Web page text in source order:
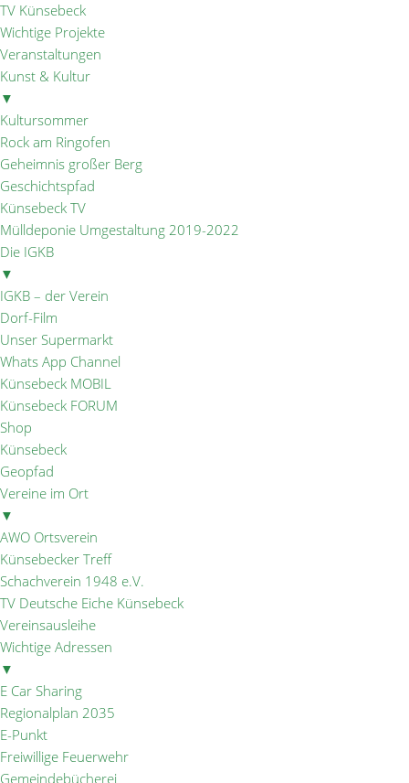
TV Künsebeck
Wichtige Projekte
Veranstaltungen
Kunst & Kultur
▼
Kultursommer
Rock am Ringofen
Geheimnis großer Berg
Geschichtspfad
Künsebeck TV
Mülldeponie Umgestaltung 2019-2022
Die IGKB
▼
IGKB – der Verein
Dorf-Film
Unser Supermarkt
Whats App Channel
Künsebeck MOBIL
Künsebeck FORUM
Shop
Künsebeck
Geopfad
Vereine im Ort
▼
AWO Ortsverein
Künsebecker Treff
Schachverein 1948 e.V.
TV Deutsche Eiche Künsebeck
Vereinsausleihe
Wichtige Adressen
▼
E Car Sharing
Regionalplan 2035
E-Punkt
Freiwillige Feuerwehr
Gemeindebücherei